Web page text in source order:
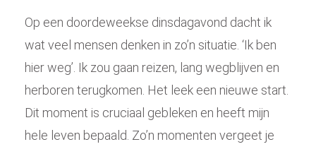
Op een doordeweekse dinsdagavond dacht ik
wat veel mensen denken in zo’n situatie. ‘Ik ben
hier weg’. Ik zou gaan reizen, lang wegblijven en
herboren terugkomen. Het leek een nieuwe start.
Dit moment is cruciaal gebleken en heeft mijn
hele leven bepaald. Zo’n momenten vergeet je